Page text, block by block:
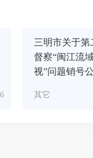
三明市关于
督察“闽江流
视”问题销号
其它